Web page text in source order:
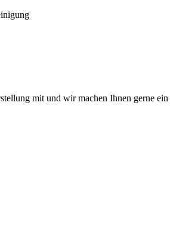
mit und wir machen Ihnen gerne